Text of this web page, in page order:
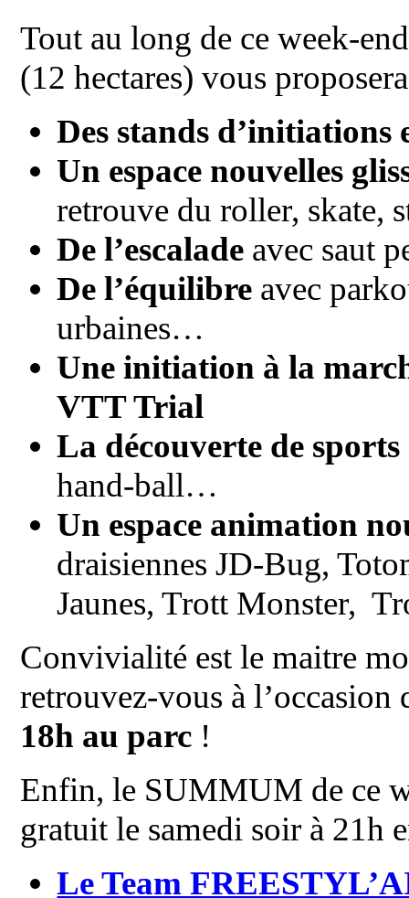
Tout au long de ce week-
(12 hectares) vous
Des stands d’initiations
Un espace nouvelles
retrouve du roller, skate,
De l’escalade avec saut
De l’équilibre avec
urbaines…
Une initiation à la
VTT Trial
La découverte de sports
hand-ball…
Un espace animation
draisiennes JD-Bug,
Jaunes, Trott Monster,
Convivialité est le maitre
retrouvez-vous à l’occasion
18h au parc !
Enfin, le SUMMUM de ce
gratuit le samedi soir à 21h
Le Team